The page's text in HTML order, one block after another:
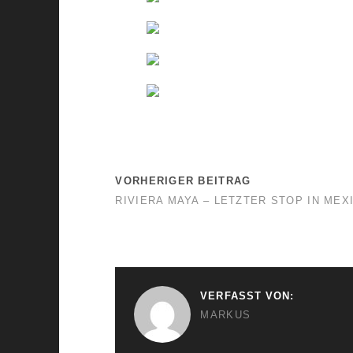
VORHERIGER BEITRAG
RIVIERA MAYA – LETZTER STOP IN
VERFASST VON:
MARKUS